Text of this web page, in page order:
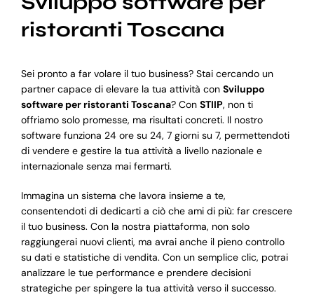
ristoranti Toscana
Sei pronto a far volare il tuo business? Stai cercando un
partner capace di elevare la tua attività con Sviluppo
software per ristoranti Toscana? Con STIIP, non ti
offriamo solo promesse, ma risultati concreti. Il nostro
software funziona 24 ore su 24, 7 giorni su 7, permettendoti
di vendere e gestire la tua attività a livello nazionale e
internazionale senza mai fermarti.
Immagina un sistema che lavora insieme a te,
consentendoti di dedicarti a ciò che ami di più: far crescere
il tuo business. Con la nostra piattaforma, non solo
raggiungerai nuovi clienti, ma avrai anche il pieno controllo
su dati e statistiche di vendita. Con un semplice clic, potrai
analizzare le tue performance e prendere decisioni
strategiche per spingere la tua attività verso il successo.